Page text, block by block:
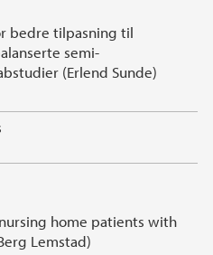
bedre tilpasning til
semi-
(Erlend Sunde)
home patients with
Lemstad)